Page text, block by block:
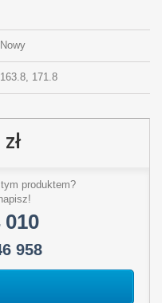
Nowy
163.8, 171.8
produktem?
010
958